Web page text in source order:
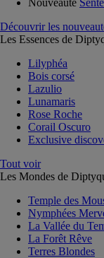
Nouveauté
Découvrir les
Les Essences de
Lilyphéa
Bois corsé
Lazulio
Lunamaris
Rose Roche
Corail Oscuro
Exclusive
Tout voir
Les Mondes de
Temple des
Nymphées
La Vallée du
La Forêt Rêve
Terres Blondes